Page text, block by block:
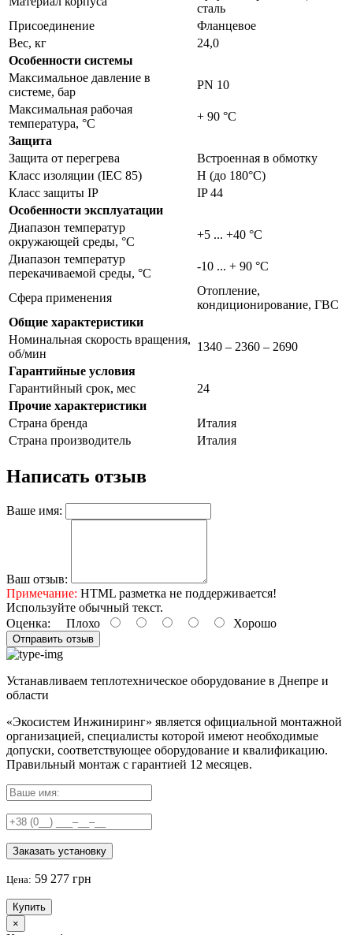
сталь
Присоединение
Фланцевое
Вес, кг
24,0
Особенности системы
Максимальное давление в
системе, бар
PN 10
Максимальная рабочая
температура, °С
+ 90 °C
Защита
Защита от перегрева
Встроенная в обмотку
Класс изоляции (IEC 85)
H (до 180°С)
Класс защиты IP
IP 44
Особенности эксплуатации
Диапазон температур
окружающей среды, °С
+5 ... +40 °C
Диапазон температур
перекачиваемой среды, °С
-10 ... + 90 °C
Сфера применения
Отопление,
кондиционирование, ГВС
Общие характеристики
Номинальная скорость вращения,
об/мин
1340 – 2360 – 2690
Гарантийные условия
Гарантийный срок, мес
24
Прочие характеристики
Страна бренда
Италия
Страна производитель
Италия
Написать отзыв
Ваше имя:
Ваш отзыв:
Примечание: HTML разметка не поддерживается!
Используйте обычный текст.
Оценка: Плохо Хорошо
Отправить отзыв
Устанавливаем теплотехническое оборудование в Днепре и
области
«Экосистем Инжиниринг» является официальной монтажной
организацией, специалисты которой имеют необходимые
допуски, соответствующее оборудование и квалификацию.
Правильный монтаж с гарантией 12 месяцев.
Заказать установку
Цена: 59 277 грн
Купить
×